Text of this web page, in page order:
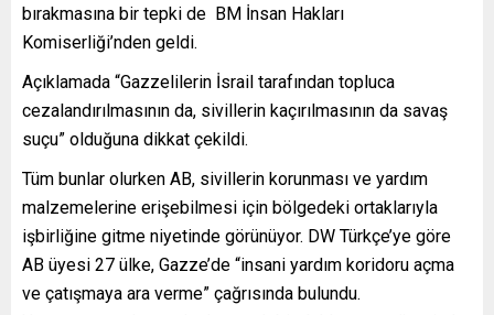
bırakmasına bir tepki de BM İnsan Hakları
Komiserliği’nden geldi.
Açıklamada “Gazzelilerin İsrail tarafından topluca
cezalandırılmasının da, sivillerin kaçırılmasının da savaş
suçu” olduğuna dikkat çekildi.
Tüm bunlar olurken AB, sivillerin korunması ve yardım
malzemelerine erişebilmesi için bölgedeki ortaklarıyla
işbirliğine gitme niyetinde görünüyor. DW Türkçe’ye göre
AB üyesi 27 ülke, Gazze’de “insani yardım koridoru açma
ve çatışmaya ara verme” çağrısında bulundu.